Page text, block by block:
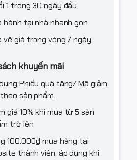
1 trong 30 ngày đầu
hành tại nhà nhanh gọn
vệ giá trong vòng 7 ngày
khuyến mãi
Phiếu quà tặng/ Mã giảm
sản phẩm.
giá 10% khi mua từ 5 sản
trở lên.
100.000₫ mua hàng tại
thành viên, áp dụng khi